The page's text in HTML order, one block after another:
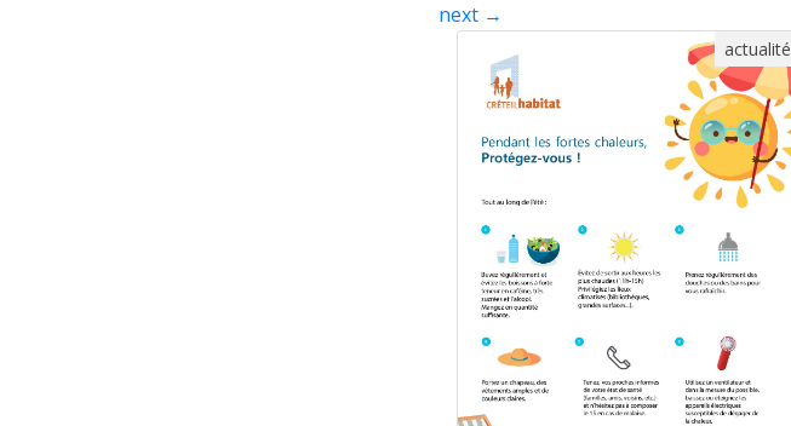
next →
actualité